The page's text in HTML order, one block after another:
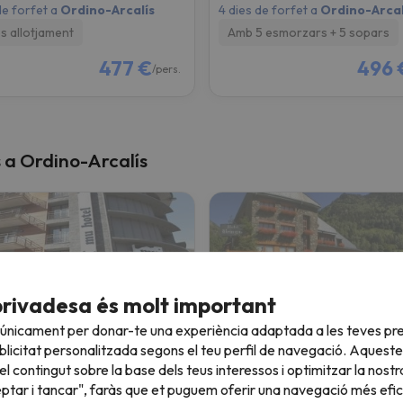
forfet a Ordino-Arcalís
allotjament
477 €/pers.
4 dies de forfet a Ordino-
Amb 5 esmorzars + 5 sopars
496
Ordino-Arcalís
Hotel & SPA Bringué
és molt important
per donar-te una experiència adaptada a les teves
personalitzada segons el teu perfil de navegació.
contingut sobre la base dels teus interessos i optimitzar la
i tancar", faràs que et puguem oferir una navegació més